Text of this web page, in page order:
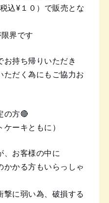
込¥１０）で販売とな
界です
お持ち帰りいただき
ただく為にも ご協力お
の方🔴
ケーキともに）
、お客様の中に
かかる方もいらっしゃ
撃に弱い為、破損する